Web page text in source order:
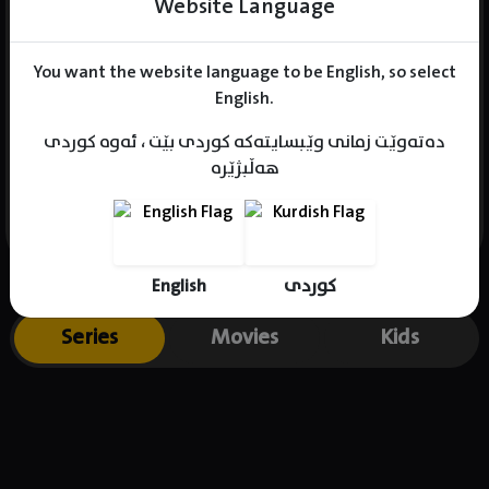
You want the website language to be English, so select
English.
دەتەوێت زمانی وێبسایتەکە کوردی بێت ، ئەوە کوردی
هەڵبژێرە
English کوردی
Name : Wang Zhi
Born :
Series Movies Kids